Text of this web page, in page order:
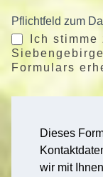
Pflichtfeld zum
Ich
Formulars
Dieses
wir mit